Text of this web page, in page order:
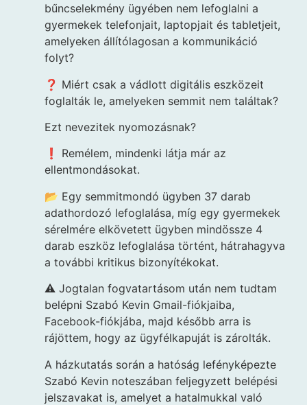
bűncselekmény ügyében nem lefoglalni a
gyermekek telefonjait, laptopjait és tabletjeit,
amelyeken állítólagosan a kommunikáció
folyt?
❓ Miért csak a vádlott digitális eszközeit
foglalták le, amelyeken semmit nem találtak?
Ezt nevezitek nyomozásnak?
❗ Remélem, mindenki látja már az
ellentmondásokat.
📂 Egy semmitmondó ügyben 37 darab
adathordozó lefoglalása, míg egy gyermekek
sérelmére elkövetett ügyben mindössze 4
darab eszköz lefoglalása történt, hátrahagyva
a további kritikus bizonyítékokat.
⚠️ Jogtalan fogvatartásom után nem tudtam
belépni Szabó Kevin Gmail-fiókjaiba,
Facebook-fiókjába, majd később arra is
rájöttem, hogy az ügyfélkapuját is zárolták.
A házkutatás során a hatóság lefényképezte
Szabó Kevin noteszában feljegyzett belépési
jelszavakat is, amelyet a hatalmukkal való